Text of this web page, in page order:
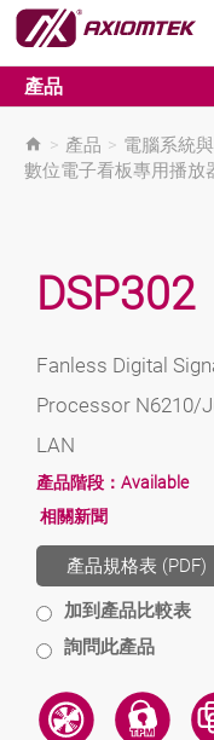
產品
> 產品 > 電腦系統
數位電子看板專用播放
DSP302
Fanless Digital
Processor N6210/
LAN
產品階段： Available
相關新聞
產品規格表 (PDF)
加到產品比較表
詢問此產品